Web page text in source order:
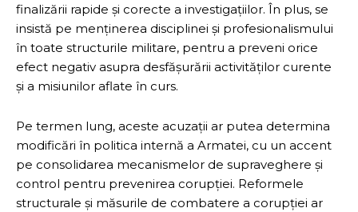
finalizării rapide și corecte a investigațiilor. În plus, se
insistă pe menținerea disciplinei și profesionalismului
în toate structurile militare, pentru a preveni orice
efect negativ asupra desfășurării activităților curente
și a misiunilor aflate în curs.
Pe termen lung, aceste acuzații ar putea determina
modificări în politica internă a Armatei, cu un accent
pe consolidarea mecanismelor de supraveghere și
control pentru prevenirea corupției. Reformele
structurale și măsurile de combatere a corupției ar